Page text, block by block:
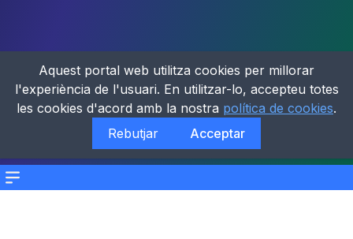
Menu
Aquest portal web utilitza cookies per millorar
l'experiència de l'usuari. En utilitzar-lo, accepteu totes
les cookies d'acord amb la nostra política de cookies.
Rebutjar
Acceptar